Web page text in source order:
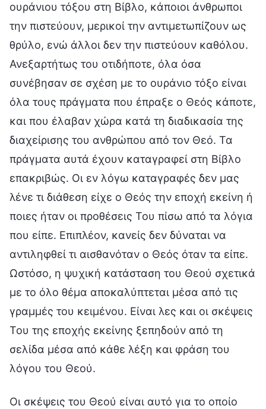
ουράνιου τόξου στη Βίβλο, κάποιοι άνθρωποι
την πιστεύουν, μερικοί την αντιμετωπίζουν ως
θρύλο, ενώ άλλοι δεν την πιστεύουν καθόλου.
Ανεξαρτήτως του οτιδήποτε, όλα όσα
συνέβησαν σε σχέση με το ουράνιο τόξο είναι
όλα τους πράγματα που έπραξε ο Θεός κάποτε,
και που έλαβαν χώρα κατά τη διαδικασία της
διαχείρισης του ανθρώπου από τον Θεό. Τα
πράγματα αυτά έχουν καταγραφεί στη Βίβλο
επακριβώς. Οι εν λόγω καταγραφές δεν μας
λένε τι διάθεση είχε ο Θεός την εποχή εκείνη ή
ποιες ήταν οι προθέσεις Του πίσω από τα λόγια
που είπε. Επιπλέον, κανείς δεν δύναται να
αντιληφθεί τι αισθανόταν ο Θεός όταν τα είπε.
Ωστόσο, η ψυχική κατάσταση του Θεού σχετικά
με το όλο θέμα αποκαλύπτεται μέσα από τις
γραμμές του κειμένου. Είναι λες και οι σκέψεις
Του της εποχής εκείνης ξεπηδούν από τη
σελίδα μέσα από κάθε λέξη και φράση του
λόγου του Θεού.
Οι σκέψεις του Θεού είναι αυτό για το οποίο